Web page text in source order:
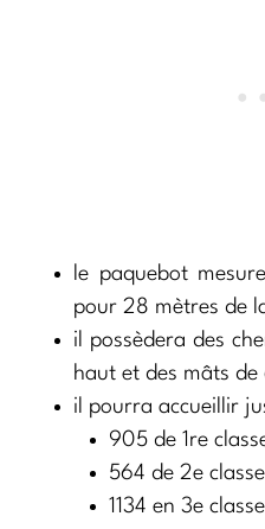
le paquebot
pour 28 mètres de
il possèdera des
haut et des mâts
il pourra accueillir
905 de 1re
564 de 2e
1134 en 3e classe